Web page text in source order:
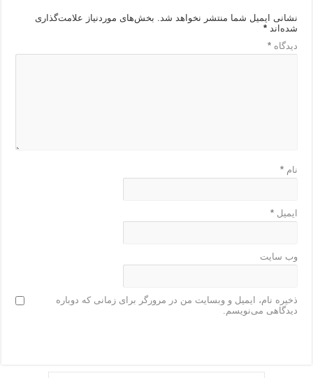
نشانی ایمیل شما منتشر نخواهد شد. بخش‌های موردنیاز علامت‌گذاری
شده‌اند*
دیدگاه*
نام*
ایمیل*
وب‌ سایت
ذخیره نام، ایمیل و وبسایت من در مرورگر برای زمانی که دوباره
دیدگاهی می‌نویسم.